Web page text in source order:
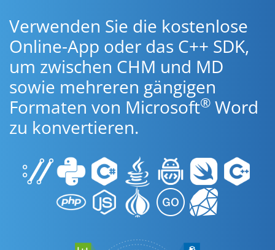
Verwenden Sie die kostenlose
Online-App oder das C++ SDK,
um zwischen CHM und MD
sowie mehreren gängigen
Formaten von Microsoft® Word
zu konvertieren.